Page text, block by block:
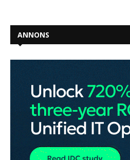
ANNONS